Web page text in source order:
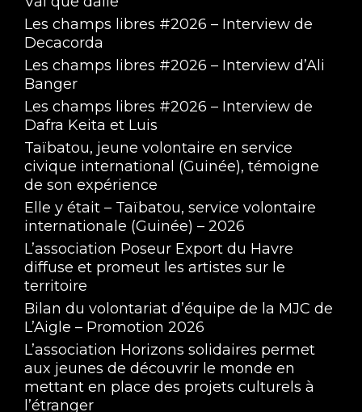
Les champs libres #2026 – Interview de
Decacorda
Les champs libres #2026 – Interview d’Ali
Banger
Les champs libres #2026 – Interview de
Dafra Keita et Luis
Taïbatou, jeune volontaire en service
civique international (Guinée), témoigne
de son expérience
Elle y était – Taïbatou, service volontaire
internationale (Guinée) – 2026
L’association Poseur Export du Havre
diffuse et promeut les artistes sur le
territoire
Bilan du volontariat d’équipe de la MJC de
L’Aigle – Promotion 2026
L’association Horizons solidaires permet
aux jeunes de découvrir le monde en
mettant en place des projets culturels à
l’étranger